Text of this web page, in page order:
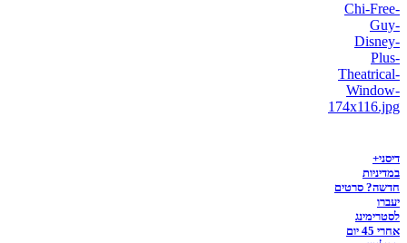
דיסני+
במדיניות
חדשה? סרטים
יעברו
לסטרימינג
אחרי 45 יום